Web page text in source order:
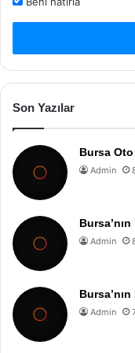
Son Yazılar
Bursa
Admin
Admin
Admin